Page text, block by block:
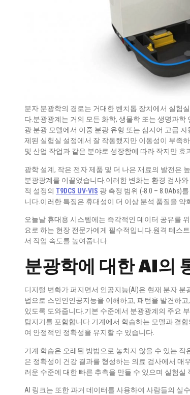
분자 분광학의 경로는 거대한 벤치톱 장치에서 실험
다.분광광계는 거의 모든 화학, 생물학 또는 생명과
광 분광 모델에서 이중 분광 유형 또는 심지어 고급
제된 실험실 설정에서 잘 작동했지만 이동성이 부족
및 산업 작업과 같은 분야로 성장함에 따라 작지만
광학 설계, 작은 전자 제품 및 더 나은 재료의 발전은
분광광계를 이끌었습니다.이러한 변화는 환경 검사
적 설정의 T9DCS UV-VIS 광 측정 범위 (-8.0 – 8.0Abs)
니다.이러한 특징은 휴대성이 더 이상 분석 품질을 약
오늘날 휴대용 시스템에는 즉각적인 데이터 공유를
요로 하는 현장 전문가에게 필수적입니다.원격 테스
서 작업 속도를 높여줍니다.
분광학에 대한 AI의
디지털 변화가 퍼지면서 인공지능(AI)은 현재 분자
법으로 스인인인공지능을 이해하고, 패턴을 발견하
있도록 도와줍니다.기본 수준에서 분광광계의 주요
탐지기를 포함합니다.기계에서 학습하는 모델과 결
여 안정적인 정확성을 유지할 수 있습니다.
기계 학습은 오래된 방법으로 놓치지 않을 수 있는
은 정확성이 건강 결과를 형성하는 의료 검사에서 매
러운 수준에 대한 빠른 추측을 만들 수 있으며 실험실
AI 링크는 또한 과거 데이터를 사용하여 사람들의 실